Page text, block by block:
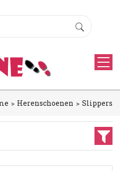
Herenschoenen Slippers